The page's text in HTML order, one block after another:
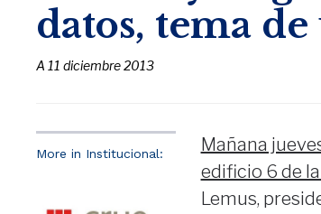
datos, tema
A 11 diciembre 2013
More in Institucional:
Mañana
edificio 6 de
Lemus,